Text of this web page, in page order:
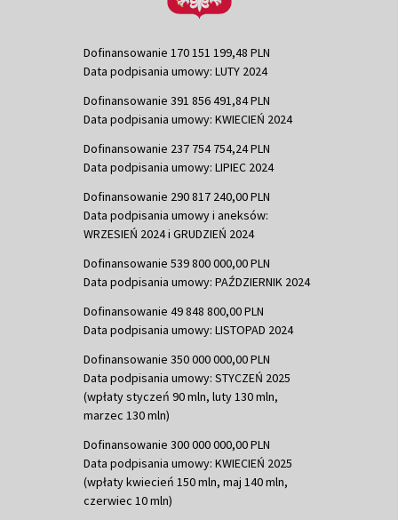
Dofinansowanie 170 151 199,48 PLN
Data podpisania umowy: LUTY 2024
Dofinansowanie 391 856 491,84 PLN
Data podpisania umowy: KWIECIEŃ 2024
Dofinansowanie 237 754 754,24 PLN
Data podpisania umowy: LIPIEC 2024
Dofinansowanie 290 817 240,00 PLN
Data podpisania umowy i aneksów:
WRZESIEŃ 2024 i GRUDZIEŃ 2024
Dofinansowanie 539 800 000,00 PLN
Data podpisania umowy: PAŹDZIERNIK 2024
Dofinansowanie 49 848 800,00 PLN
Data podpisania umowy: LISTOPAD 2024
Dofinansowanie 350 000 000,00 PLN
Data podpisania umowy: STYCZEŃ 2025
(wpłaty styczeń 90 mln, luty 130 mln,
marzec 130 mln)
Dofinansowanie 300 000 000,00 PLN
Data podpisania umowy: KWIECIEŃ 2025
(wpłaty kwiecień 150 mln, maj 140 mln,
czerwiec 10 mln)